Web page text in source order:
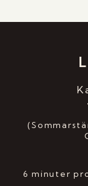
6 minuter